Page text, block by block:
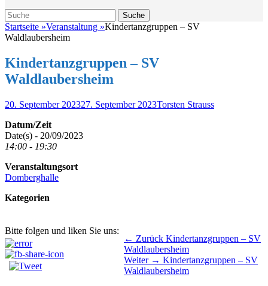
Suche
Suche
nach:
Startseite »Veranstaltung »Kindertanzgruppen – SV
Waldlaubersheim
Kindertanzgruppen – SV
Waldlaubersheim
Veröffentlicht
20. September 202327. September 2023Autor
Torsten Strauss
Datum/Zeit
Date(s) - 20/09/2023
14:00 - 19:30
Veranstaltungsort
Domberghalle
Kategorien
Bitte folgen und liken Sie uns:
Beitragsnavigation ← Zurück Vorhergehender
Beitrag:
Kindertanzgruppen – SV
Waldlaubersheim
Weiter → Nächster
Beitrag:
Kindertanzgruppen – SV
Waldlaubersheim